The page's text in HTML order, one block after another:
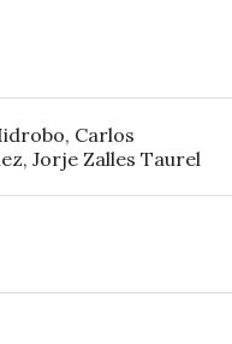
Carlos
Jorje Zalles Taurel